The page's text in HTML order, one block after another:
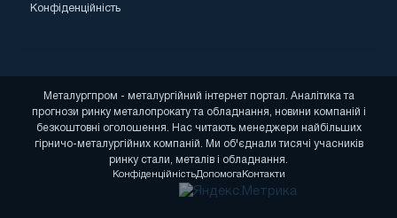
Конфіденційність
Металургпром - металургійний інтернет портал. Аналітика та
прогнози ринку металопрокату та обладнання, новини компаній і
безкоштовні оголошення. Нас читають менеджери найбільших
гірничо-металургійних компаній. Ми об'єднали тисячі учасників
ринку стали, металів і обладнання.
КонфіденційністьДопомога Контакти